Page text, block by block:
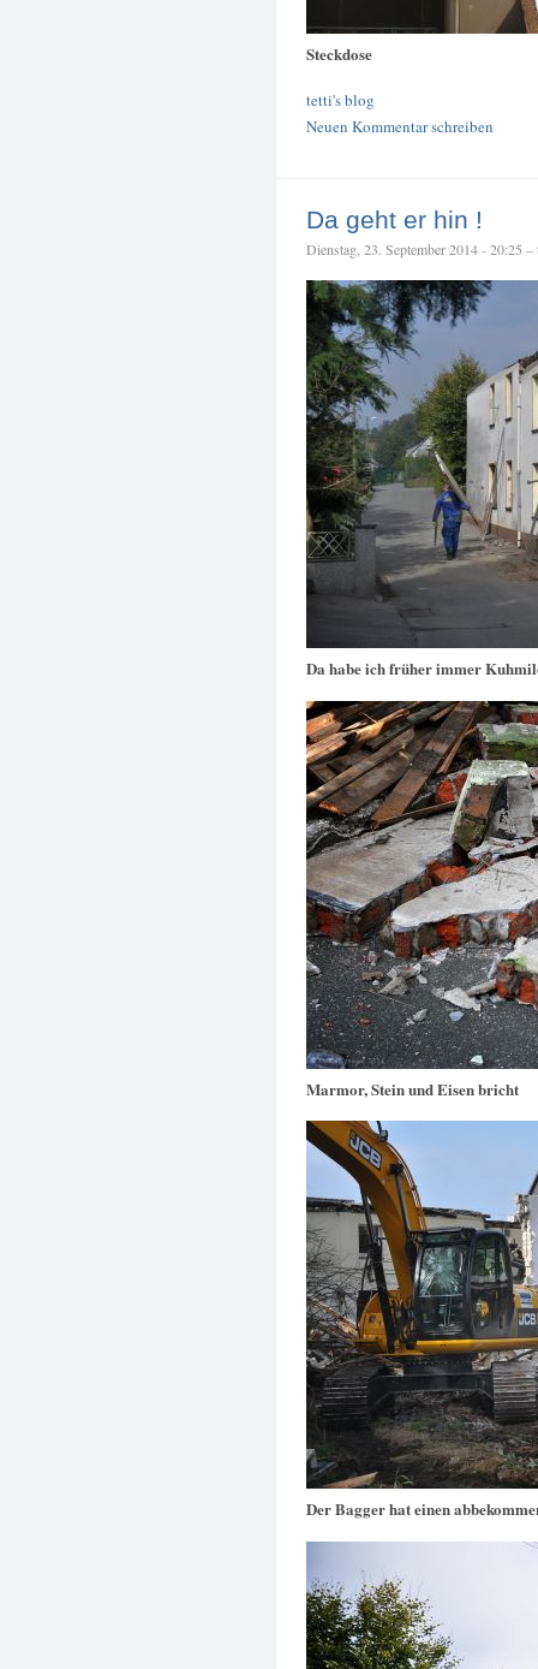
Steckdose
tetti's blog
Neuen Kommentar schreiben
Da geht er hin !
Dienstag, 23. September 2014 - 20:25 –
Da habe ich früher immer
Marmor, Stein und Eisen bricht
Der Bagger hat einen